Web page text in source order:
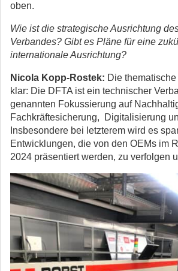
oben.
Wie ist die strategische Ausrichtung
Verbandes? Gibt es Pläne für eine
internationale Ausrichtung?
Nicola Kopp-Rostek: Die
klar: Die DFTA ist ein technischer
genannten Fokussierung auf
Fachkräftesicherung, Digitalisierung
Insbesondere bei letzterem wird es
Entwicklungen, die von den OEMs im
2024 präsentiert werden, zu verfolgen